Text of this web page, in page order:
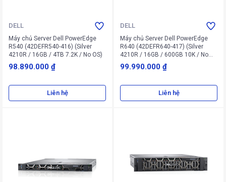
DELL
Máy chủ Server Dell PowerEdge
R540 (42DEFR540-416) (Silver
4210R / 16GB / 4TB 7.2K / No OS)
98.890.000 ₫
Liên hệ
DELL
Máy chủ Server Dell PowerEdge
R640 (42DEFR640-417) (Silver
4210R / 16GB / 600GB 10K / No
OS)
99.990.000 ₫
Liên hệ